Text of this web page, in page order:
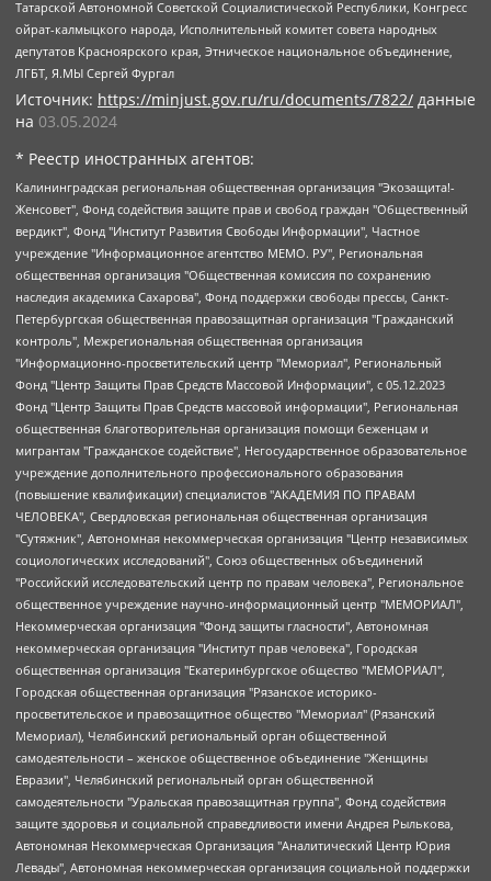
Татарской Автономной Советской Социалистической Республики, Конгресс
ойрат-калмыцкого народа, Исполнительный комитет совета народных
депутатов Красноярского края, Этническое национальное объединение,
ЛГБТ, Я.МЫ Сергей Фургал
Источник: https://minjust.gov.ru/ru/documents/7822/ данные
на 03.05.2024
* Реестр иностранных агентов:
Калининградская региональная общественная организация "Экозащита!-Женсовет", Фонд содействия защите прав и свобод граждан "Общественный вердикт", Фонд "Институт Развития Свободы Информации", Частное учреждение "Информационное агентство МЕМО. РУ", Региональная общественная организация "Общественная комиссия по сохранению наследия академика Сахарова", Фонд поддержки свободы прессы, Санкт-Петербургская общественная правозащитная организация "Гражданский контроль", Межрегиональная общественная организация "Информационно-просветительский центр "Мемориал", Региональный Фонд "Центр Защиты Прав Средств Массовой Информации", с 05.12.2023 Фонд "Центр Защиты Прав Средств массовой информации", Региональная общественная благотворительная организация помощи беженцам и мигрантам "Гражданское содействие", Негосударственное образовательное учреждение дополнительного профессионального образования (повышение квалификации) специалистов "АКАДЕМИЯ ПО ПРАВАМ ЧЕЛОВЕКА", Свердловская региональная общественная организация "Сутяжник", Автономная некоммерческая организация "Центр независимых социологических исследований", Союз общественных объединений "Российский исследовательский центр по правам человека", Региональное общественное учреждение научно-информационный центр "МЕМОРИАЛ", Некоммерческая организация "Фонд защиты гласности", Автономная некоммерческая организация "Институт прав человека", Городская общественная организация "Екатеринбургское общество "МЕМОРИАЛ", Городская общественная организация "Рязанское историко-просветительское и правозащитное общество "Мемориал" (Рязанский Мемориал), Челябинский региональный орган общественной самодеятельности – женское общественное объединение "Женщины Евразии", Челябинский региональный орган общественной самодеятельности "Уральская правозащитная группа", Фонд содействия защите здоровья и социальной справедливости имени Андрея Рылькова, Автономная Некоммерческая Организация "Аналитический Центр Юрия Левады", Автономная некоммерческая организация социальной поддержки населения "Проект Апрель", Региональная общественная организация помощи женщинам и детям, находящимся в кризисной ситуации "Информационно-методический центр "Анна", Фонд содействия развитию массовых коммуникаций и правовому просвещению "Так-так-Так", Фонд содействия устойчивому развитию "Серебряная тайга", Свердловский региональный общественный фонд социальных проектов "Новое время", "Idel.Реалии", Кавказ.Реалии, Крым.Реалии, Телеканал Настоящее Время, Татаро-башкирская служба Радио Свобода (Azatliq Radiosi), Радио Свободная Европа/Радио Свобода (PCE/PC), "Сибирь.Реалии", "Фактограф", Благотворительный фонд помощи осужденным и их семьям, Автономная некоммерческая организация "Институт глобализации и социальных движений", Фонд "В защиту прав заключенных", Частное учреждение "Центр поддержки и содействия развитию средств массовой информации", Пензенский региональный общественный благотворительный фонд "Гражданский союз", "Север.Реалии", Некоммерческая организация Фонд "Правовая инициатива", Общество с ограниченной ответственностью "Радио Свободная Европа/Радио Свобода", Чешское информационное агентство "MEDIUM-ORIENT", Красноярская региональная общественная организация "Мы против СПИДа", Камалягин Денис Николаевич, Маркелов Сергей Евгеньевич, Пономарев Лев Александрович, Савицкая Людмила Алексеевна, Автономная некоммерческая организация "Центр по работе с проблемой насилия "НАСИЛИЮ.НЕТ", Межрегиональный профессиональный союз работников здравоохранения "Альянс врачей", Юридическое лицо, зарегистрированное в Латвийской Республике, SIA "Medusa Project" (регистрационный номер 40103797863, дата регистрации 10.06.2014), Некоммерческая организация "Фонд по борьбе с коррупцией", Автономная некоммерческая организация "Институт права и публичной политики", Баданин Роман Сергеевич, Гликин Максим Александрович, Железнова Мария Михайловна, Лукьянова Юлия Сергеевна, Маетная Елизавета Витальевна, Маняхин Петр Борисович, Чуракова Ольга Владимировна, Ярош Юлия Петровна, Юридическое лицо "The Insider SIA", зарегистрированное в Риге, Латвийская Республика (дата регистрации 26.06.2015), являющееся администратором доменного имени интернет-издания "The Insider SIA", https://theins.ru, Постернак Алексей Евгеньевич, Рубин Михаил Аркадьевич, Анин Роман Александрович, Юридическое лицо Istories fonds, зарегистрированное в Латвийской Республике (регистрационный номер 50008295751, дата регистрации 24.02.2020), Великовский Дмитрий Александрович, Долинина Ирина Николаевна, Мароховская Алеся Алексеевна, Шлейнов Роман Юрьевич, Шмагун Олеся Валентиновна, Общество с ограниченной ответственностью "Альтаир 2021", Общество с ограниченной ответственностью "Вега 2021", Общество с ограниченной ответственностью "Главный редактор 2021", Общество с ограниченной ответственностью "Ромашки монолит", Важенков Артем Валерьевич, Ивановская областная общественная организация "Центр гендерных исследований", Гурман Юрий Альбертович, Медиапроект "ОВД-Инфо", Егоров Владимир Владимирович, Жилинский Владимир Александрович, Общество с ограниченной ответственностью "ЗП", Иванова София Юрьевна, Карезина Инна Павловна, Кильтау Екатерина Викторовна, Петров Алексей Викторович, Пискунов Сергей Евгеньевич, Смирнов Сергей Сергеевич, Тихонов Михаил Сергеевич, Общество с ограниченной ответственностью "ЖУРНАЛИСТ-ИНОСТРАННЫЙ АГЕНТ", Арапова Галина Юрьевна, Вольтская Татьяна Анатольевна, Американская компания "Mason G.E.S. Anonymous Foundation" (США), являющаяся владельцем интернет-издания https://mnews.world/, Компания "Stichting Bellingcat", зарегистрированная в Нидерландах (дата регистрации 11.07.2018), Захаров Андрей Вячеславович, Клепиковская Екатерина Дмитриевна, Общество с ограниченной ответственностью "МЕМО", Перл Роман Александрович, Симонов Евгений Алексеевич, Соловьева Елена Анатольевна, Сотников Даниил Владимирович, Сурначева Елизавета Дмитриевна, Автономная некоммерческая организация по защите прав человека и информированию населения "Якутия – Наше Мнение", Общество с ограниченной ответственностью "Москоу диджитал медиа", с 26.01.2023 Общество с ограниченной ответственностью "Чайка Белые сады", Ветошкина Валерия Валерьевна, Заговора Максим Александрович, Межрегиональное общественное движение "Российская ЛГБТ - сеть", Оленичев Максим Владимирович, Павлов Иван Юрьевич, Скворцова Елена Сергеевна, Общество с ограниченной ответственностью "Как бы инагент", Кочетков Игорь Викторович, Общество с ограниченной ответственностью "Честные выборы", Еланчик Олег Александрович, Общество с ограниченной ответственностью "Нобелевский призыв", Гималова Регина Эмилевна, Григорьев Андрей Валерьевич, Григорьева Алина Александровна, Ассоциация по содействию защите прав призывников, альтернативнослужащих и военнослужащих "Правозащитная группа "Гражданин.Армия.Право", Хисамова Регина Фаритовна, Автономная некоммерческая организация по реализации социально-правовых программ "Лилит", Дальневосточное общественное движение "Маяк", Санкт-Петербургская ЛГБТ-инициативная группа "Выход", Инициативная группа ЛГБТ+ "Реверс", Алексеев Андрей Викторович, Бекбулатова Таисия Львовна, Беляев Иван Михайлович, Владыкина Елена Сергеевна, Гельман Марат Александрович, Никульшина Вероника Юрьевна, Толоконникова Надежда Андреевна, Шендерович Виктор Анатольевич, Общество с ограниченной ответственностью "Данное сообщение", Общество с ограниченной ответственностью Издательский дом "Новая глава", Айнбиндер Александра Александровна, Московский комьюнити-центр для ЛГБТ+инициатив, Благотворительный фонд развития филантропии, Deutsche Welle (Германия, Kurt-Schumacher-Strasse 3, 53113 Bonn), Борзунова Мария Михайловна, Воробьев Виктор Викторович, Голубева Анна Львовна, Константинова Алла Михайловна, Малкова Ирина Владимировна, Мурадов Мурад Абдулгалимович, Осетинская Елизавета Николаевна, Понасенков Евгений Николаевич, Ганапольский Матвей Юрьевич, Киселев Евгений Алексеевич, Борухович Ирина Григорьевна, Дремин Иван Тимофеевич, Дубровский Дмитрий Викторович, Красноярская региональная общественная организация поддержки и развития альтернативных образовательных технологий и межкультурных коммуникаций "ИНТЕРРА", Маяковская Екатерина Алексеевна, Фейгин Марк Захарович, Филимонов Андрей Викторович, Дзугкоева Регина Николаевна, Доброхотов Роман Александрович, Дудь Юрий Александрович, Елкин Сергей Владимирович, Кругликов Кирилл Игоревич, Сабунаева Мария Леонидовна, Семенов Алексей Владимирович, Шаинян Карен Багратович, Шульман Екатерина Михайловна, Асафьев Артур Валерьевич, Вахштайн Виктор Семенович, Венедиктов Алексей Алексеевич, Лушникова Екатерина Евгеньевна, Волков Леонид Михайлович, Невзоров Александр Глебович, Пархоменко Сергей Борисович, Сироткин Ярослав Николаевич, Кара-Мурза Владимир Владимирович, Баранова Наталья Владимировна, Гозман Леонид Яковлевич, Кагарлицкий Борис Юльевич, Климарев Михаил Валерьевич, Милов Владимир Станиславович, Автономная некоммерческая организация Краснодарский центр современного искусства "Типография", Моргенштерн Алишер Тагирович, Соболь Любовь Эдуардовна, Общество с ограниченной ответственностью "ЛИЗА НОРМ", Каспаров Гарри Кимович, Ходорковский Михаил Борисович, Общество с ограниченной ответственностью "Апрельские тезисы", Данилович Ирина Брониславовна, Кашин Олег Владимирович, Петров Николай Владимирович, Пивоваров Алексей Владимирович, Соколов Михаил Владимирович, Цветкова Юлия Владимировна, Чичваркин Евгений Александрович, Комитет против пыток/Команда против пыток, Общество с ограниченной ответственностью "Первый научный", Общество с ограниченной ответственностью "Вертолет и ко", Белоцерковская Вероника Борисовна, Кац Максим Евгеньевич, Лазарева Татьяна Юрьевна, Шаведдинов Руслан Табризович, Яшин Илья Валерьевич, Общество с ограниченной ответственностью "Иноагент ААВ", Алешковский Дмитрий Петрович, Альбац Евгения Марковна, Быков Дмитрий Львович, Галямина Юлия Евгеньевна, Лойко Сергей Леонидович, Мартынов Кирилл Константинович, Медведев Сергей Александрович, Крашенинников Федор Геннадиевич, Гордеева Катерина Вл